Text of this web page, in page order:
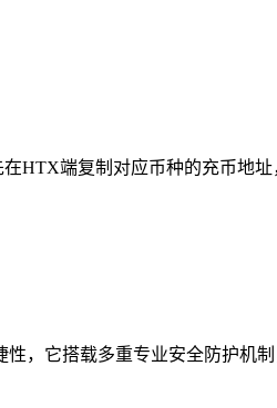
HTX端复制对应币种的充币地
，它搭载多重专业安全防护机